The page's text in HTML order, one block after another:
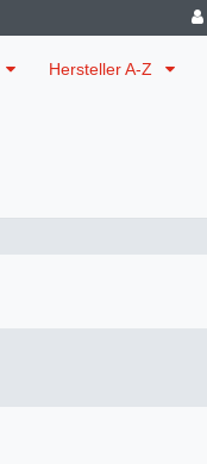
Hersteller A-Z